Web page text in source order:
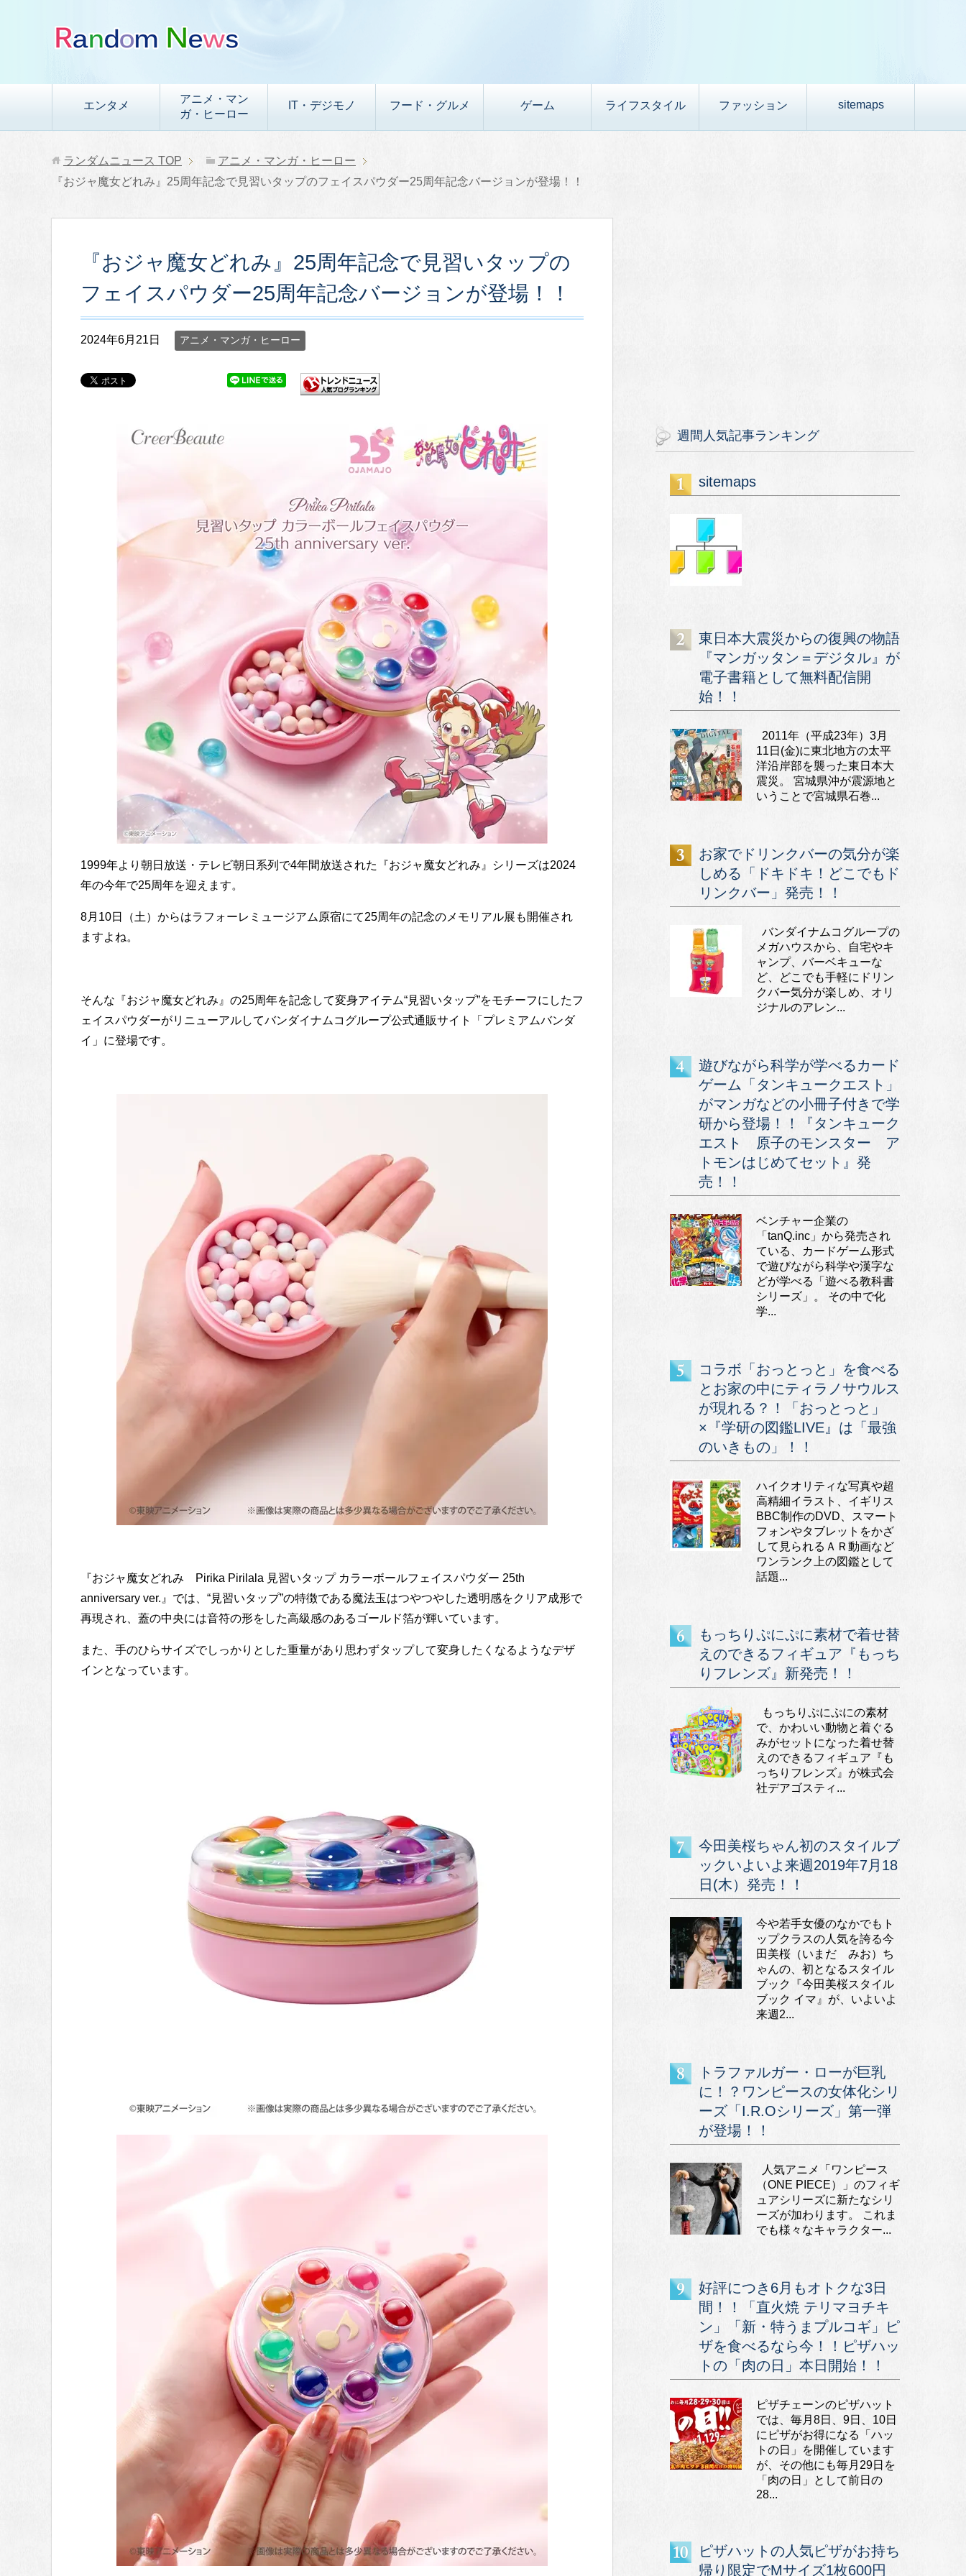
エンタメ
アニメ・マン
ガ・ヒーロー
IT・デジモノ フード・グルメ ゲーム ライフスタイル ファッション sitemaps
ランダムニュース TOP
アニメ・マンガ・ヒーロー
『おジャ魔女どれみ』25周年記念で見習いタップのフェイスパウダー25周年記念バージョンが登場！！
『おジャ魔女どれみ』25周年記念で見習いタップの
フェイスパウダー25周年記念バージョンが登場！！
2024年6月21日 アニメ・マンガ・ヒーロー
1999年より朝日放送・テレビ朝日系列で4年間放送された『おジャ魔女どれみ』シリーズは2024
年の今年で25周年を迎えます。
8月10日（土）からはラフォーレミュージアム原宿にて25周年の記念のメモリアル展も開催され
ますよね。
そんな『おジャ魔女どれみ』の25周年を記念して変身アイテム“見習いタップ”をモチーフにしたフ
ェイスパウダーがリニューアルしてバンダイナムコグループ公式通販サイト「プレミアムバンダ
イ」に登場です。
『おジャ魔女どれみ Pirika Pirilala 見習いタップ カラーボールフェイスパウダー 25th
anniversary ver.』では、“見習いタップ”の特徴である魔法玉はつやつやした透明感をクリア成形で
再現され、蓋の中央には音符の形をした高級感のあるゴールド箔が輝いています。
また、手のひらサイズでしっかりとした重量があり思わずタップして変身したくなるようなデザ
インとなっています。
週間人気記事ランキング
sitemaps
東日本大震災からの復興の物語
『マンガッタン＝デジタル』が
電子書籍として無料配信開
始！！
2011年（平成23年）3月
11日(金)に東北地方の太平
洋沿岸部を襲った東日本大
震災。 宮城県沖が震源地と
いうことで宮城県石巻...
お家でドリンクバーの気分が楽
しめる「ドキドキ！どこでもド
リンクバー」発売！！
バンダイナムコグループの
メガハウスから、自宅やキ
ャンプ、バーベキューな
ど、どこでも手軽にドリン
クバー気分が楽しめ、オリ
ジナルのアレン...
遊びながら科学が学べるカード
ゲーム「タンキュークエスト」
がマンガなどの小冊子付きで学
研から登場！！『タンキューク
エスト 原子のモンスター ア
トモンはじめてセット』発
売！！
ベンチャー企業の
「tanQ.inc」から発売され
ている、カードゲーム形式
で遊びながら科学や漢字な
どが学べる「遊べる教科書
シリーズ」。 その中で化
学...
コラボ「おっとっと」を食べる
とお家の中にティラノサウルス
が現れる？！「おっとっと」
×『学研の図鑑LIVE』は「最強
のいきもの」！！
ハイクオリティな写真や超
高精細イラスト、イギリス
BBC制作のDVD、スマート
フォンやタブレットをかざ
して見られるＡＲ動画など
ワンランク上の図鑑として
話題...
もっちりぷにぷに素材で着せ替
えのできるフィギュア『もっち
りフレンズ』新発売！！
もっちりぷにぷにの素材
で、かわいい動物と着ぐる
みがセットになった着せ替
えのできるフィギュア『も
っちりフレンズ』が株式会
社デアゴスティ...
今田美桜ちゃん初のスタイルブ
ックいよいよ来週2019年7月18
日(木）発売！！
今や若手女優のなかでもト
ップクラスの人気を誇る今
田美桜（いまだ みお）ち
ゃんの、初となるスタイル
ブック『今田美桜スタイル
ブック イマ』が、いよいよ
来週2...
トラファルガー・ローが巨乳
に！？ワンピースの女体化シリ
ーズ「I.R.Oシリーズ」第一弾
が登場！！
人気アニメ「ワンピース
（ONE PIECE）」のフィギ
ュアシリーズに新たなシリ
ーズが加わります。 これま
でも様々なキャラクター...
好評につき6月もオトクな3日
間！！「直火焼 テリマヨチキ
ン」「新・特うまプルコギ」ピ
ザを食べるなら今！！ピザハッ
トの「肉の日」本日開始！！
ピザチェーンのピザハット
では、毎月8日、9日、10日
にピザがお得になる「ハッ
トの日」を開催しています
が、その他にも毎月29日を
「肉の日」として前日の
28...
ピザハットの人気ピザがお持ち
帰り限定でMサイズ1枚600円